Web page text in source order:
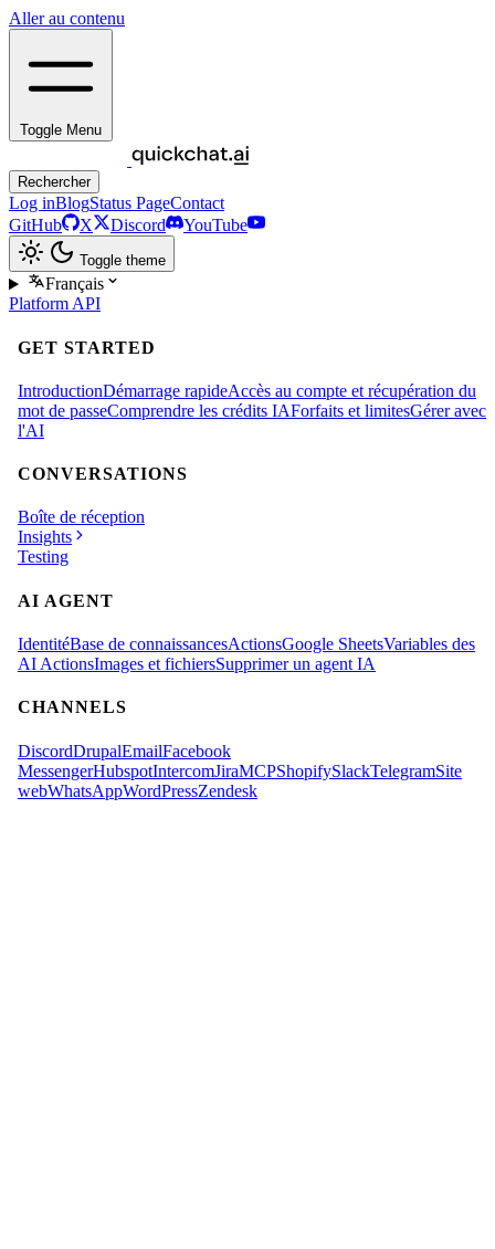
Aller au contenu
Toggle Menu
Rechercher
Log inBlogStatus PageContact
GitHub
X Discord YouTube
Toggle theme
Français
Platform API
GET STARTED
IntroductionDémarrage rapideAccès au compte et récupération du
mot de passeComprendre les crédits IAForfaits et limitesGérer avec
l'AI
CONVERSATIONS
Boîte de réception
Insights
Testing
AI AGENT
IdentitéBase de connaissancesActionsGoogle SheetsVariables des
AI ActionsImages et fichiersSupprimer un agent IA
CHANNELS
DiscordDrupalEmailFacebook
MessengerHubspotIntercomJiraMCPShopifySlackTelegramSite
webWhatsAppWordPressZendesk